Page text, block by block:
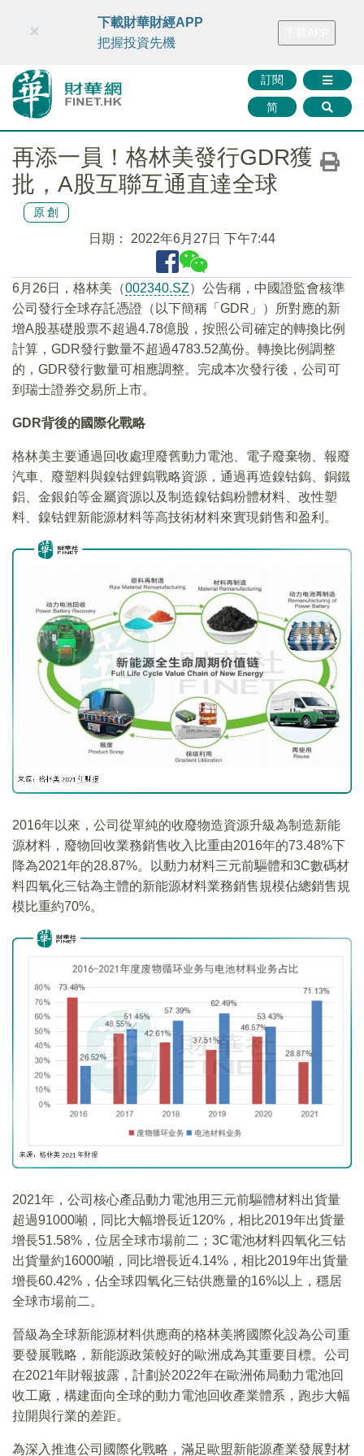
財華智庫網 FINTV FINMETA 財華證券 媒體矩陣
訂閱
简
×
下載財華財經APP
把握投資先機
再添一員！格林美發行GDR獲
批，A股互聯互通直達全球
原創
日期： 2022年6月27日 下午7:44
6月26日，格林美（002340.SZ）公告稱，中國證監會核準
公司發行全球存託憑證（以下簡稱「GDR」）所對應的新
增A股基礎股票不超過4.78億股，按照公司確定的轉換比例
計算，GDR發行數量不超過4783.52萬份。轉換比例調整
的，GDR發行數量可相應調整。完成本次發行後，公司可
到瑞士證券交易所上市。
GDR背後的國際化戰略
格林美主要通過回收處理廢舊動力電池、電子廢棄物、報廢
汽車、廢塑料與鎳钴鋰鎢戰略資源，通過再造鎳钴鎢、銅鐵
鋁、金銀鉑等金屬資源以及制造鎳钴鎢粉體材料、改性塑
料、鎳钴鋰新能源材料等高技術材料來實現銷售和盈利。
2016年以來，公司從單純的收廢物造資源升級為制造新能
源材料，廢物回收業務銷售收入比重由2016年的73.48%下
降為2021年的28.87%。以動力材料三元前驅體和3C數碼材
料四氧化三钴為主體的新能源材料業務銷售規模佔總銷售規
模比重約70%。
2021年，公司核心產品動力電池用三元前驅體材料出貨量
超過91000噸，同比大幅增長近120%，相比2019年出貨量
增長51.58%，位居全球市場前二；3C電池材料四氧化三钴
出貨量約16000噸，同比增長近4.14%，相比2019年出貨量
增長60.42%，佔全球四氧化三钴供應量的16%以上，穩居
全球市場前二。
晉級為全球新能源材料供應商的格林美將國際化設為公司重
要發展戰略，新能源政策較好的歐洲成為其重要目標。公司
在2021年財報披露，計劃於2022年在歐洲佈局動力電池回
收工廠，構建面向全球的動力電池回收產業體系，跑步大幅
拉開與行業的差距。
為深入推進公司國際化戰略，滿足歐盟新能源產業發展對材